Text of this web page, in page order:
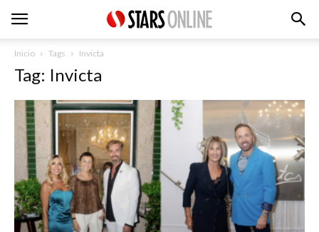
Inicio Tags Invicta
Tag: Invicta